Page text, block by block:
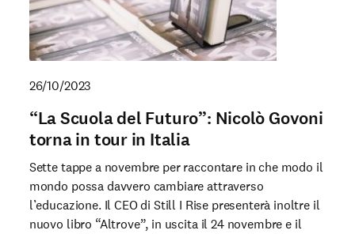
26/10/2023
“La Scuola del Futuro”: Nicolò Govoni
torna in tour in Italia
Sette tappe a novembre per raccontare in che modo il
mondo possa davvero cambiare attraverso
l’educazione. Il CEO di Still I Rise presenterà inoltre il
nuovo libro “Altrove”, in uscita il 24 novembre e il